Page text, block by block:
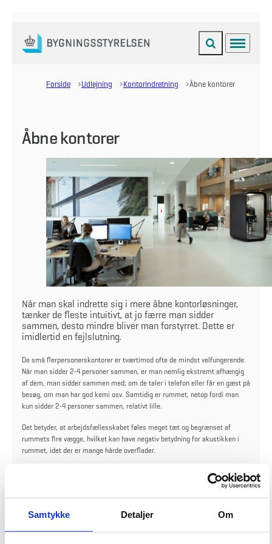
Samtykke Detaljer Om
Gå til forsiden Fold søgefelt ud
Menu
Forside Udlejning Kontorindretning Åbne kontorer
Åbne kontorer
Når man skal indrette sig i mere åbne kontorløsninger,
tænker de fleste intuitivt, at jo færre man sidder
sammen, desto mindre bliver man forstyrret. Dette er
imidlertid en fejlslutning.
De små flerpersonerskontorer er tværtimod ofte de mindst velfungerende.
Når man sidder 2-4 personer sammen, er man nemlig ekstremt afhængig
af dem, man sidder sammen med; om de taler i telefon eller får en gæst på
besøg, om man har god kemi osv. Samtidig er rummet, netop fordi man
kun sidder 2-4 personer sammen, relativt lille.
Det betyder, at arbejdsfællesskabet føles meget tæt og begrænset af
rummets fire vægge, hvilket kan have negativ betydning for akustikken i
rummet, idet der er mange hårde overflader.
Hvis man sidder otte eller flere sammen i en åben kontorlomme, bliver
man omvendt mindre afhængig af, hvem det lige er, man sidder sammen
Samtidig øges oplevelsen af plads hos den enkelte.